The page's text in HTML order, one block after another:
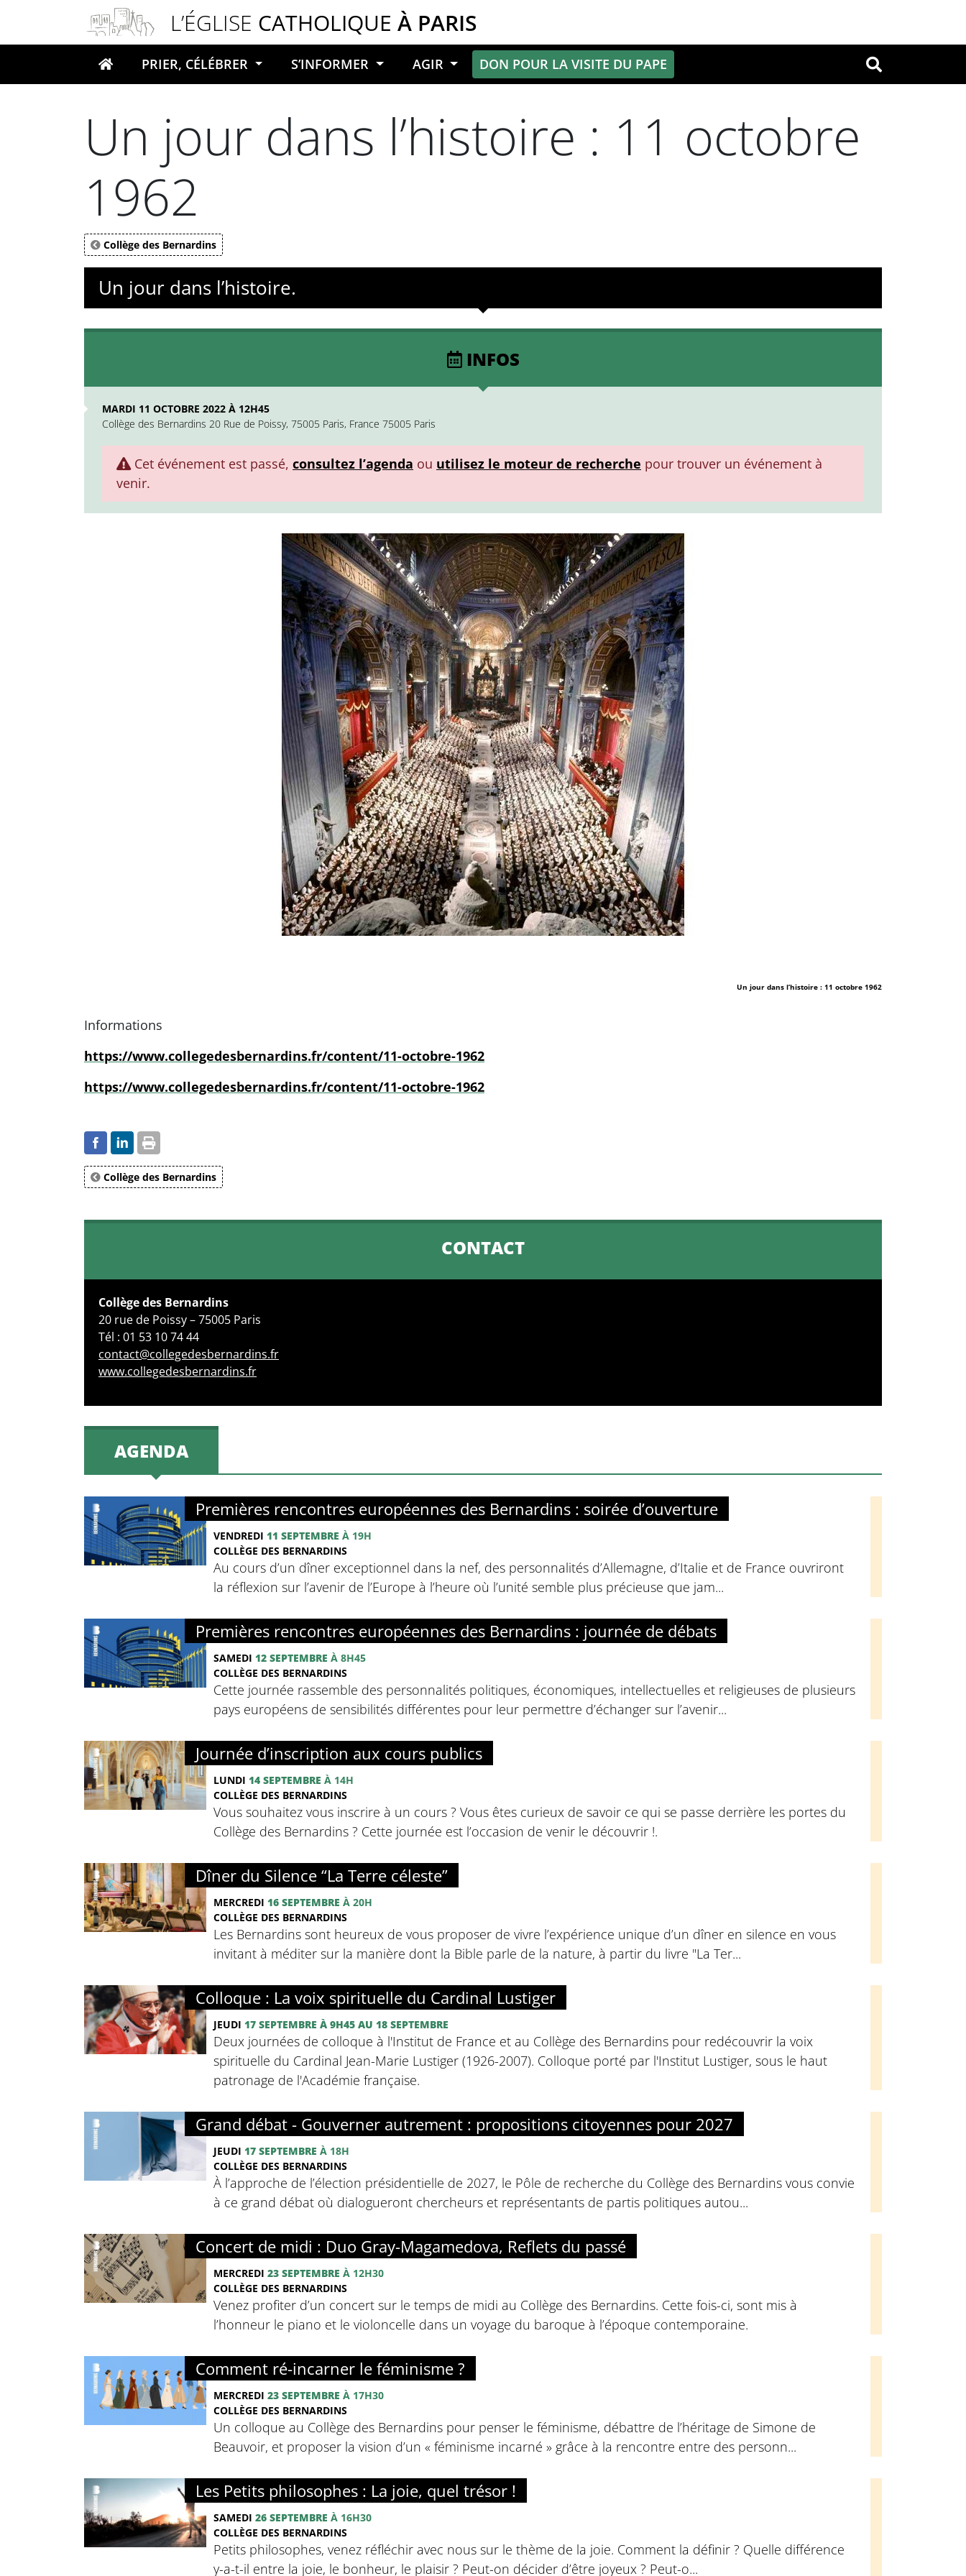
L’ÉGLISE CATHOLIQUE À PARIS
Votre recherche OK
PRIER, CÉLÉBRER S’INFORMER AGIR DON POUR LA VISITE DU PAPE
Un jour dans l’histoire : 11 octobre
1962
Collège des Bernardins
Un jour dans l’histoire.
INFOS
MARDI 11 OCTOBRE 2022 À 12H45
Collège des Bernardins 20 Rue de Poissy, 75005 Paris, France 75005 Paris
Cet événement est passé, consultez l’agenda ou utilisez le moteur de recherche pour trouver un événement à
venir.
Un jour dans l’histoire : 11 octobre 1962
Informations
https://www.collegedesbernardins.fr/content/11-octobre-1962
https://www.collegedesbernardins.fr/content/11-octobre-1962
Collège des Bernardins
CONTACT
Collège des Bernardins
20 rue de Poissy – 75005 Paris
Tél : 01 53 10 74 44
contact@collegedesbernardins.fr
www.collegedesbernardins.fr
AGENDA
Premières rencontres européennes des Bernardins : soirée d’ouverture
VENDREDI 11 SEPTEMBRE À 19H
COLLÈGE DES BERNARDINS
Au cours d’un dîner exceptionnel dans la nef, des personnalités d’Allemagne, d’Italie et de France ouvriront
la réflexion sur l’avenir de l’Europe à l’heure où l’unité semble plus précieuse que jam...
Premières rencontres européennes des Bernardins : journée de débats
SAMEDI 12 SEPTEMBRE À 8H45
COLLÈGE DES BERNARDINS
Cette journée rassemble des personnalités politiques, économiques, intellectuelles et religieuses de plusieurs
pays européens de sensibilités différentes pour leur permettre d’échanger sur l’avenir...
Journée d’inscription aux cours publics
LUNDI 14 SEPTEMBRE À 14H
COLLÈGE DES BERNARDINS
Vous souhaitez vous inscrire à un cours ? Vous êtes curieux de savoir ce qui se passe derrière les portes du
Collège des Bernardins ? Cette journée est l’occasion de venir le découvrir !.
Dîner du Silence “La Terre céleste”
MERCREDI 16 SEPTEMBRE À 20H
COLLÈGE DES BERNARDINS
Les Bernardins sont heureux de vous proposer de vivre l’expérience unique d’un dîner en silence en vous
invitant à méditer sur la manière dont la Bible parle de la nature, à partir du livre "La Ter...
Colloque : La voix spirituelle du Cardinal Lustiger
JEUDI 17 SEPTEMBRE À 9H45 AU 18 SEPTEMBRE
Deux journées de colloque à l'Institut de France et au Collège des Bernardins pour redécouvrir la voix
spirituelle du Cardinal Jean-Marie Lustiger (1926-2007). Colloque porté par l'Institut Lustiger, sous le haut
patronage de l'Académie française.
Grand débat - Gouverner autrement : propositions citoyennes pour 2027
JEUDI 17 SEPTEMBRE À 18H
COLLÈGE DES BERNARDINS
À l’approche de l’élection présidentielle de 2027, le Pôle de recherche du Collège des Bernardins vous convie
à ce grand débat où dialogueront chercheurs et représentants de partis politiques autou...
Concert de midi : Duo Gray-Magamedova, Reflets du passé
MERCREDI 23 SEPTEMBRE À 12H30
COLLÈGE DES BERNARDINS
Venez profiter d’un concert sur le temps de midi au Collège des Bernardins. Cette fois-ci, sont mis à
l’honneur le piano et le violoncelle dans un voyage du baroque à l’époque contemporaine.
Comment ré-incarner le féminisme ?
MERCREDI 23 SEPTEMBRE À 17H30
COLLÈGE DES BERNARDINS
Un colloque au Collège des Bernardins pour penser le féminisme, débattre de l’héritage de Simone de
Beauvoir, et proposer la vision d’un « féminisme incarné » grâce à la rencontre entre des personn...
Les Petits philosophes : La joie, quel trésor !
SAMEDI 26 SEPTEMBRE À 16H30
COLLÈGE DES BERNARDINS
Petits philosophes, venez réfléchir avec nous sur le thème de la joie. Comment la définir ? Quelle différence
y-a-t-il entre la joie, le bonheur, le plaisir ? Peut-on décider d’être joyeux ? Peut-o...
Panneau de gestion des cookies